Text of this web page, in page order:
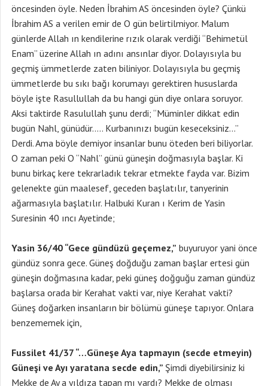
öncesinden öyle. Neden İbrahim AS öncesinden öyle? Çünkü
İbrahim AS a verilen emir de O gün belirtilmiyor. Malum
günlerde Allah ın kendilerine rızık olarak verdiği “Behimetül
Enam” üzerine Allah ın adını ansınlar diyor. Dolayısıyla bu
geçmiş ümmetlerde zaten biliniyor. Dolayısıyla bu geçmiş
ümmetlerde bu sıkı bağı korumayı gerektiren hususlarda
böyle işte Rasullullah da bu hangi gün diye onlara soruyor.
Aksi taktirde Rasulullah şunu derdi; “Müminler dikkat edin
bugün Nahl, günüdür….. Kurbanınızı bugün keseceksiniz…”
Derdi. Ama böyle demiyor insanlar bunu öteden beri biliyorlar.
O zaman peki O “Nahl” günü güneşin doğmasıyla başlar. Ki
bunu birkaç kere tekrarladık tekrar etmekte fayda var. Bizim
gelenekte gün maalesef, geceden başlatılır, tanyerinin
ağarmasıyla başlatılır. Halbuki Kuran ı Kerim de Yasin
Suresinin 40 ıncı Ayetinde;
Yasin 36/40 “Gece gündüzü geçemez,” buyuruyor yani önce
gündüz sonra gece. Güneş doğduğu zaman başlar ertesi gün
güneşin doğmasına kadar, peki güneş doğguğu zaman gündüz
başlarsa orada bir Kerahat vakti var, niye Kerahat vakti?
Güneş doğarken insanların bir bölümü güneşe tapıyor. Onlara
benzememek için,
Fussilet 41/37 “…Güneşe Aya tapmayın (secde etmeyin)
Güneşi ve Ayı yaratana secde edin,” Şimdi diyebilirsiniz ki
Mekke de Ay a yıldıza tapan mı vardı? Mekke de olması